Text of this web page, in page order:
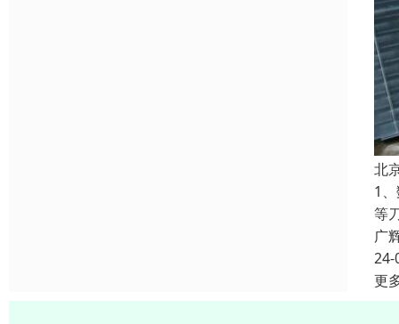
北
1
等
广
24-
更